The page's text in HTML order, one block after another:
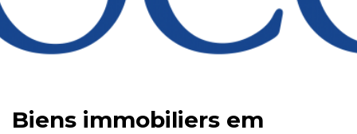
Biens immobiliers em